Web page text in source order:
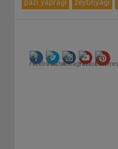
pazı yaprağı zeytinyağı